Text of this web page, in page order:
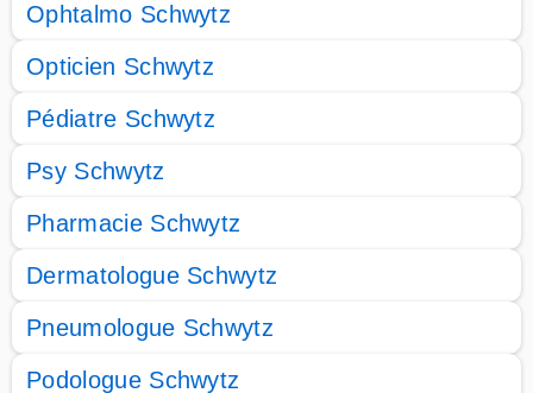
Ophtalmo Schwytz
Opticien Schwytz
Pédiatre Schwytz
Psy Schwytz
Pharmacie Schwytz
Dermatologue Schwytz
Pneumologue Schwytz
Podologue Schwytz